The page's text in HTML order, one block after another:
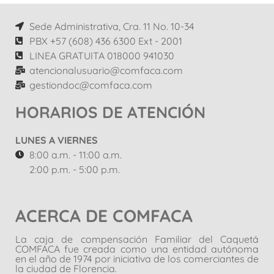
Sede Administrativa, Cra. 11 No. 10-34
PBX +57 (608) 436 6300 Ext - 2001
LINEA GRATUITA 018000 941030
atencionalusuario@comfaca.com
gestiondoc@comfaca.com
HORARIOS DE ATENCIÓN
LUNES A VIERNES
8:00 a.m. - 11:00 a.m.
2:00 p.m. - 5:00 p.m.
ACERCA DE COMFACA
La caja de compensación Familiar del Caquetá
COMFACA fue creada como una entidad autónoma
en el año de 1974 por iniciativa de los comerciantes de
la ciudad de Florencia.